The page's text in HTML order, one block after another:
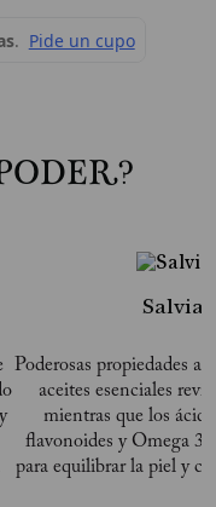
Salvia
Poderosas propiedades
aceites esenciales
mientras que los
flavonoides y Omega 3
para equilibrar la piel y